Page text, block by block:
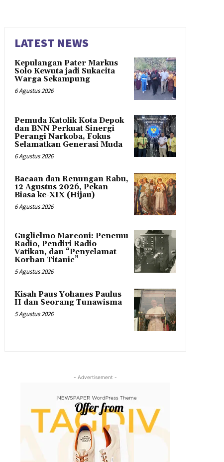
LATEST NEWS
Kepulangan Pater Markus
Solo Kewuta jadi Sukacita
Warga Sekampung
6 Agustus 2026
Pemuda Katolik Kota Depok
dan BNN Perkuat Sinergi
Perangi Narkoba, Fokus
Selamatkan Generasi Muda
6 Agustus 2026
Bacaan dan Renungan Rabu,
12 Agustus 2026, Pekan
Biasa ke-XIX (Hijau)
6 Agustus 2026
Guglielmo Marconi: Penemu
Radio, Pendiri Radio
Vatikan, dan “Penyelamat
Korban Titanic”
5 Agustus 2026
Kisah Paus Yohanes Paulus
II dan Seorang Tunawisma
5 Agustus 2026
- Advertisement -